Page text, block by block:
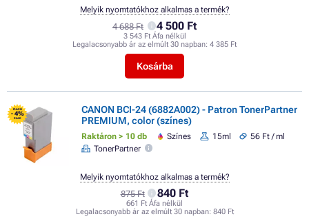
4 688 Ft 4 500 Ft
3 543 Ft Áfa nélkül
Legalacsonyabb ár az elmúlt 30 napban: 4 385 Ft
Kosárba
Melyik nyomtatókhoz alkalmas a termék?
FLASH
- 4%
SALE
CANON BCI-24 (6882A002) - Patron TonerPartner
PREMIUM, color (színes)
Raktáron > 10 db Színes 15ml
56 Ft / ml
TonerPartner
875 Ft 840 Ft
661 Ft Áfa nélkül
Legalacsonyabb ár az elmúlt 30 napban: 840 Ft
Melyik nyomtatókhoz alkalmas a termék?